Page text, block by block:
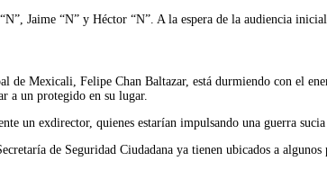
Jaime “N” y Héctor “N”. A la espera de la audiencia
Mexicali, Felipe Chan Baltazar, está durmiendo con el
a un protegido en su lugar.
un exdirector, quienes estarían impulsando una guerra
de Seguridad Ciudadana ya tienen ubicados a